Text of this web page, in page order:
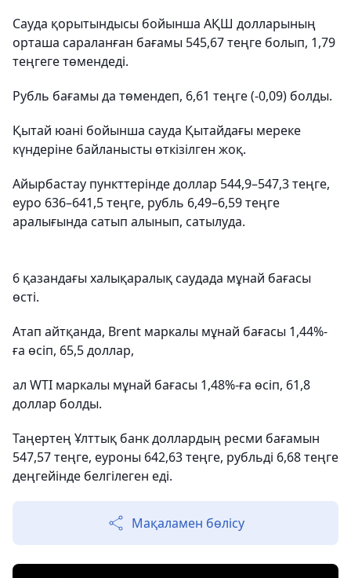
Сауда қорытындысы бойынша АҚШ долларының
орташа сараланған бағамы 545,67 теңге болып, 1,79
теңгеге төмендеді.
Рубль бағамы да төмендеп, 6,61 теңге (-0,09) болды.
Қытай юані бойынша сауда Қытайдағы мереке
күндеріне байланысты өткізілген жоқ.
Айырбастау пункттерінде доллар 544,9–547,3 теңге,
еуро 636–641,5 теңге, рубль 6,49–6,59 теңге
аралығында сатып алынып, сатылуда.
6 қазандағы халықаралық саудада мұнай бағасы
өсті.
Атап айтқанда, Brent маркалы мұнай бағасы 1,44%-
ға өсіп, 65,5 доллар,
ал WTI маркалы мұнай бағасы 1,48%-ға өсіп, 61,8
доллар болды.
Таңертең Ұлттық банк доллардың ресми бағамын
547,57 теңге, еуроны 642,63 теңге, рубльді 6,68 теңге
деңгейінде белгілеген еді.
Мақаламен бөлісу